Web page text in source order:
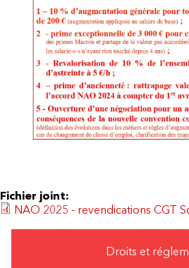
Fichier joint:
NAO 2025 - revendications CGT
Droits et